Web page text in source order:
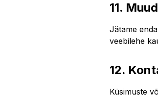
11.
Jätame
veebilehe
12.
Küsimuste